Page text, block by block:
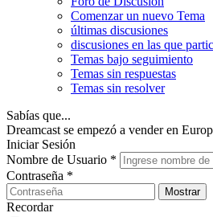
Comenzar un nuevo Tema
últimas discusiones
discusiones en las que
Temas bajo seguimiento
Temas sin respuestas
Temas sin resolver
Sabías que...
Dreamcast se empezó a vender en
Iniciar Sesión
Nombre de Usuario *
Contraseña *
Mostrar
Recordar